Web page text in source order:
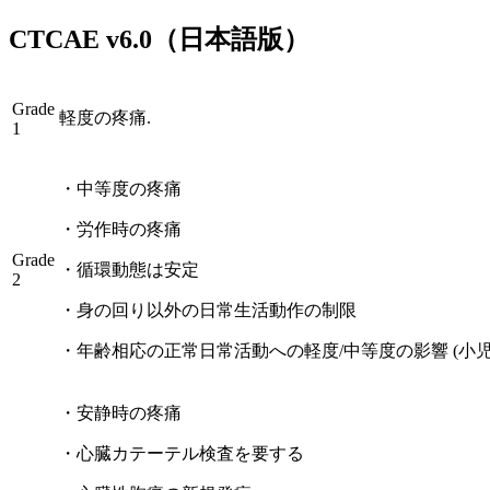
CTCAE v6.0 （日本語版）
Grade
1
軽度の疼痛.
Grade
2
・ 中等度の疼痛
・ 労作時の疼痛
・ 循環動態は安定
・ 身の回り以外の日常生活動作の制限
・ 年齢相応の正常日常活動への軽度/中等度の影響 (小
・ 安静時の疼痛
・ 心臓カテーテル検査を要する